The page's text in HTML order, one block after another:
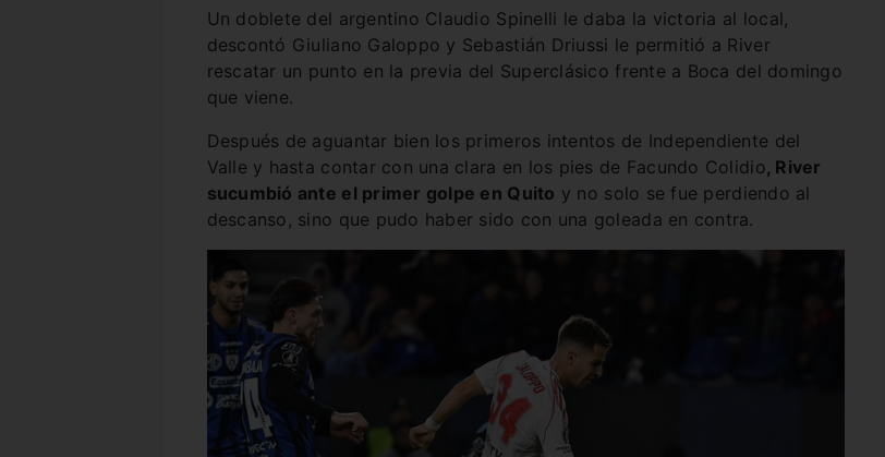
Un doblete del argentino Claudio Spinelli le daba la victoria al local,
descontó Giuliano Galoppo y Sebastián Driussi le permitió a River
rescatar un punto en la previa del Superclásico frente a Boca del domingo
que viene.
Después de aguantar bien los primeros intentos de Independiente del
Valle y hasta contar con una clara en los pies de Facundo Colidio, River
sucumbió ante el primer golpe en Quito y no solo se fue perdiendo al
descanso, sino que pudo haber sido con una goleada en contra.